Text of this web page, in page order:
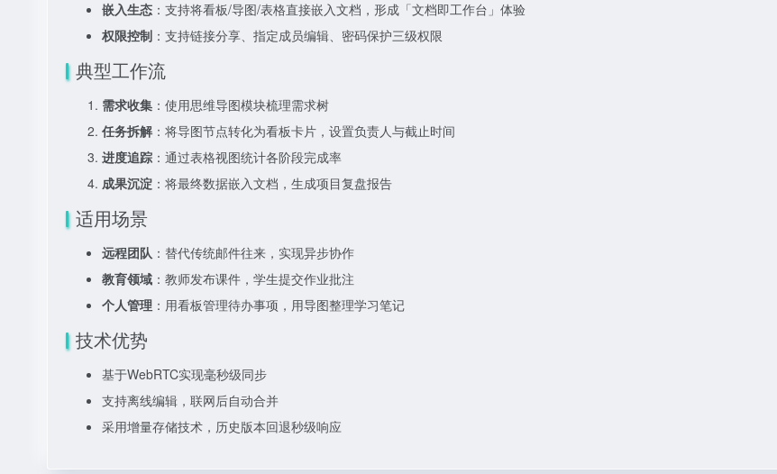
嵌入生态 ：支持将看板/导图/表格直接嵌入文档，形成「文档即工作台」体验
权限控制 ：支持链接分享、指定成员编辑、密码保护三级权限
典型工作流
需求收集 ：使用思维导图模块梳理需求树
任务拆解：将导图节点转化为看板卡片，设置负责人与截止时间
进度追踪 ：通过表格视图统计各阶段完成率
成果沉淀 ：将最终数据嵌入文档，生成项目复盘报告
适用场景
远程团队 ：替代传统邮件往来，实现异步协作
教育领域 ：教师发布课件，学生提交作业批注
个人管理 ：用看板管理待办事项，用导图整理学习笔记
技术优势
基于WebRTC实现毫秒级同步
支持离线编辑，联网后自动合并
采用增量存储技术，历史版本回退秒级响应